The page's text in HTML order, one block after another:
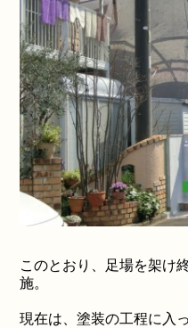
▲外壁屋
このとおり、足場を架け
施。
現在は、塗装の工程に入